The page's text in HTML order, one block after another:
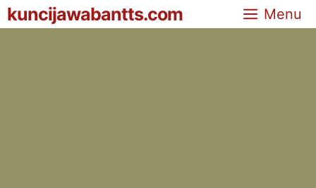
Skip
to
kuncijawabantts.com Menu